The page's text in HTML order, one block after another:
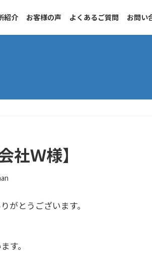
紹介 お客様の声 よくあるご質問 お問い
社Ｗ様】
がとうございます。
す。